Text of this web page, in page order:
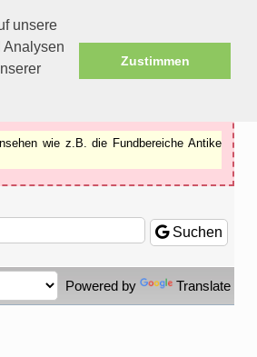
unsere
Analysen
Zustimmen
wie z.B. die Fundbereiche Antike
Suchen
Powered by Translate